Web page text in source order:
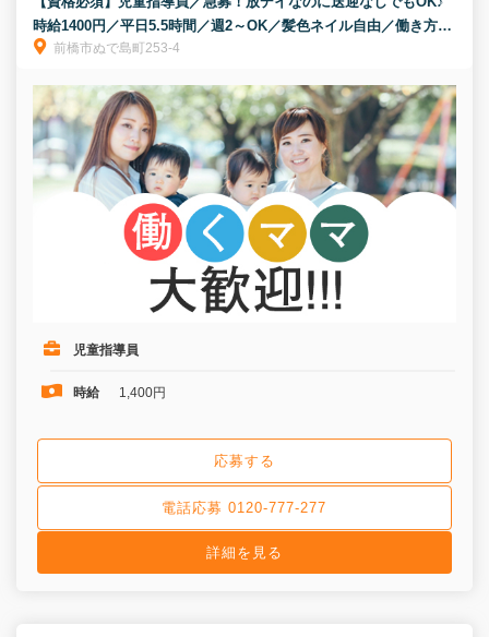
時給1400円／平日5.5時間／週2～OK／髪色ネイル自由／働き方相
談できます◎ステップハートで療育デビューしませんか？
前橋市ぬで島町253-4
児童指導員
時給 1,400円
応募する
電話応募 0120-777-277
詳細を見る